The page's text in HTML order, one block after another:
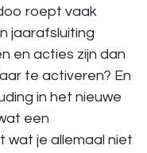
roept vaak
jaarafsluiting
en acties zijn dan
te activeren? En
in het nieuwe
een
wat je allemaal niet